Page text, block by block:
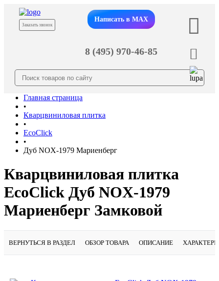
Заказать звонок
Написать в MAX
8 (495) 970-46-85
Главная страница
•
Кварцвиниловая плитка
•
EcoClick
•
Дуб NOX-1979 Мариенберг
Кварцвиниловая плитка
EcoClick Дуб NOX-1979
Мариенберг Замковой
ВЕРНУТЬСЯ В РАЗДЕЛ ОБЗОР ТОВАРА ОПИСАНИЕ